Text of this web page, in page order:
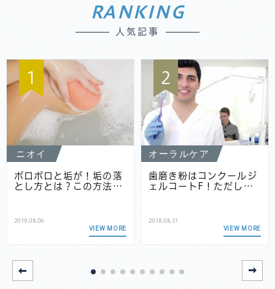
RANKING
人気記事
1
ニオイ
ポロポロと垢が！垢の落
とし方とは？この方法…
2019.08.06
VIEW MORE
2
オーラルケア
歯磨き粉はコンクールジ
ェルコートF！ただし…
2018.08.31
VIEW MORE